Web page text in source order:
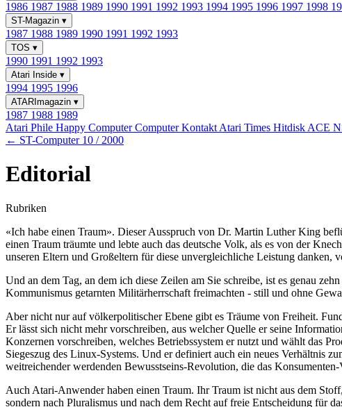
1986 1987 1988 1989 1990 1991 1992 1993 1994 1995 1996 1997 1998
ST-Magazin ▾
1987 1988 1989 1990 1991 1992 1993
TOS ▾
1990 1991 1992 1993
Atari Inside ▾
1994 1995 1996
ATARImagazin ▾
1987 1988 1989
Atari Phile Happy ComputerComputer Kontakt Atari Times Hitdisk ACE
← ST-Computer 10 / 2000
Editorial
Rubriken
«Ich habe einen Traum». Dieser Ausspruch von Dr. Martin Luther King
einen Traum träumte und lebte auch das deutsche Volk, als es von der
unseren Eltern und Großeltern für diese unvergleichliche Leistung danken,
Und an dem Tag, an dem ich diese Zeilen am Sie schreibe, ist es genau
Kommunismus getarnten Militärherrschaft freimachten - still und ohne
Aber nicht nur auf völkerpolitischer Ebene gibt es Träume von Freiheit.
Er lässt sich nicht mehr vorschreiben, aus welcher Quelle er seine
Konzernen vorschreiben, welches Betriebssystem er nutzt und wählt das
Siegeszug des Linux-Systems. Und er definiert auch ein neues Verhältnis
weitreichender werdenden Bewusstseins-Revolution, die das Konsumenten-
Auch Atari-Anwender haben einen Traum. Ihr Traum ist nicht aus dem
sondern nach Pluralismus und nach dem Recht auf freie Entscheidung für